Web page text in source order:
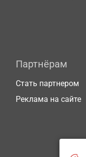
Партнёрам
Стать партнером
Реклама на сайте